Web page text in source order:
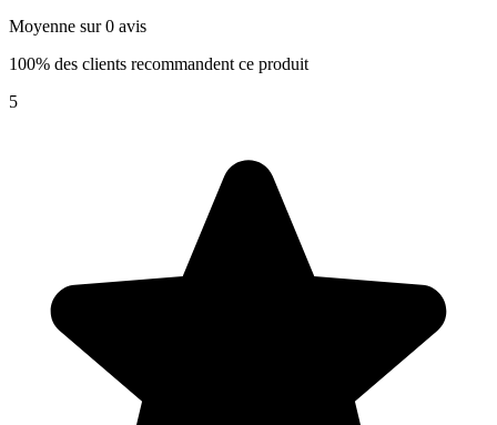
Moyenne sur 0 avis
100% des clients recommandent ce produit
5